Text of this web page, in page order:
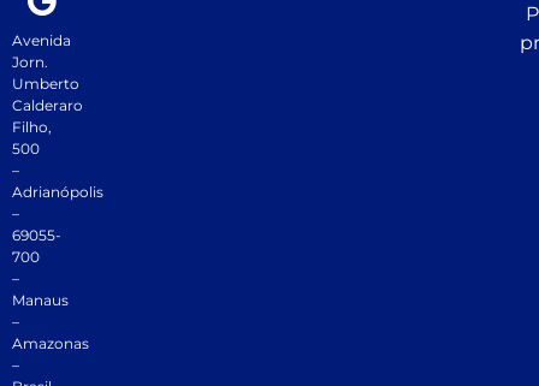
Avenida
Jorn.
Umberto
Calderaro
Filho,
500
–
Adrianópolis
–
69055-
700
–
Manaus
–
Amazonas
–